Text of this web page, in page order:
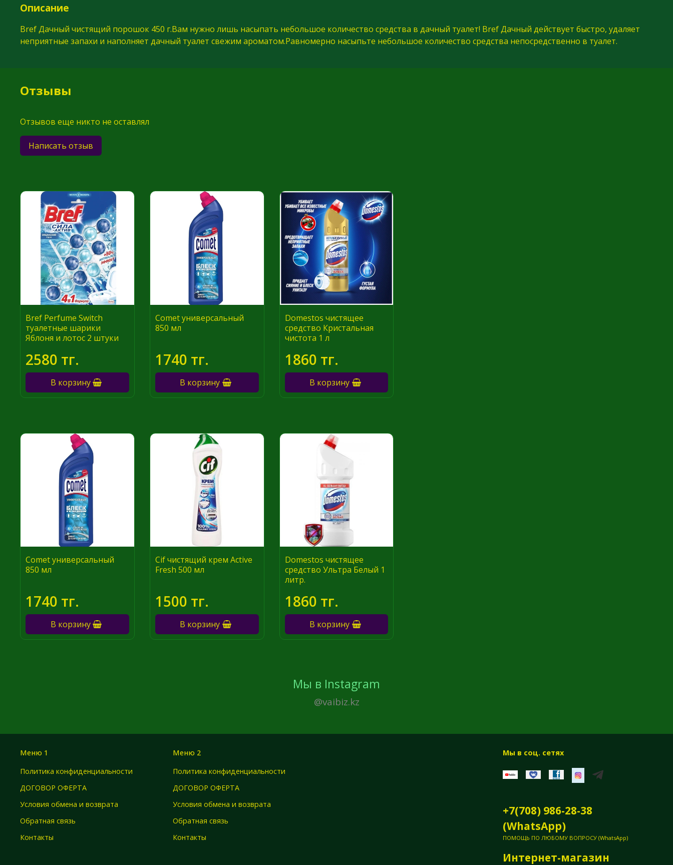
Описание
Bref Дачный чистящий порошок 450 г.Вам нужно лишь насыпать небольшое количество средства в дачный туалет! Bref Дачный действует быстро, удаляет
неприятные запахи и наполняет дачный туалет свежим ароматом.Равномерно насыпьте небольшое количество средства непосредственно в туалет.
Отзывы
Отзывов еще никто не оставлял
Написать отзыв
Bref Perfume Switch
туалетные шарики
Яблоня и лотос 2 штуки
2580 тг.
В корзину
Comet универсальный
850 мл
1740 тг.
В корзину
Domestos чистящее
средство Кристальная
чистота 1 л
1860 тг.
В корзину
Comet универсальный
850 мл
1740 тг.
В корзину
Cif чистящий крем Active
Fresh 500 мл
1500 тг.
В корзину
Domestos чистящее
средство Ультра Белый 1
литр.
1860 тг.
В корзину
Мы в Instagram
@vaibiz.kz
Меню 1
Политика конфиденциальности
ДОГОВОР ОФЕРТА
Условия обмена и возврата
Обратная связь
Контакты
Меню 2
Политика конфиденциальности
ДОГОВОР ОФЕРТА
Условия обмена и возврата
Обратная связь
Контакты
Мы в соц. сетях
+7(708) 986-28-38
(WhatsApp)
ПОМОЩЬ ПО ЛЮБОМУ ВОПРОСУ (WhatsApp)
Интернет-магазин